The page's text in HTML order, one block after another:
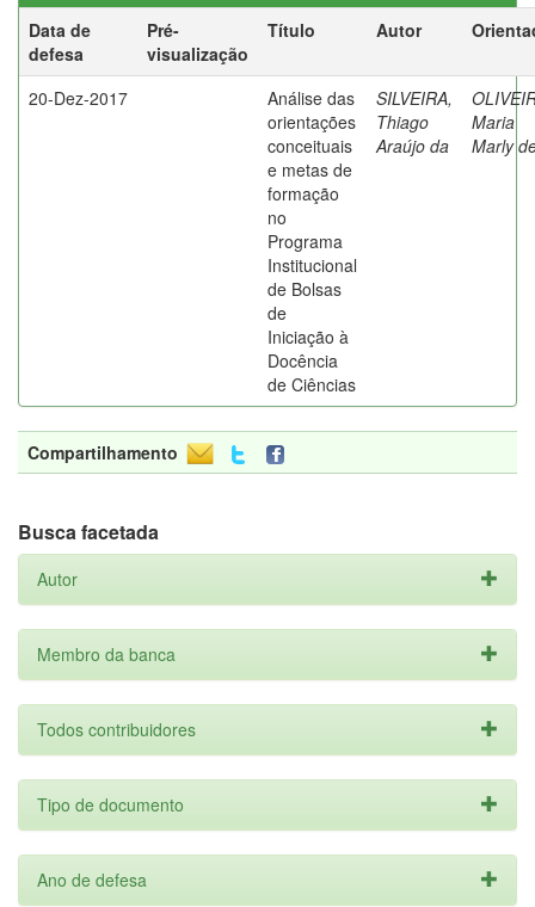
Data de
defesa
Pré-
visualização
Título Autor
20-Dez-2017
Análise das
orientações
conceituais
e metas de
formação
no
Programa
Institucional
de Bolsas
de
Iniciação à
Docência
de Ciências
SILVEIRA,
Thiago
Araújo da
Maria
Marly
Compartilhamento
Busca facetada
Autor
Membro da banca
Todos contribuidores
Tipo de documento
Ano de defesa